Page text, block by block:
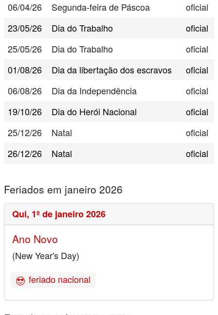
06/04/26
Segunda-feira de Páscoa
oficial
23/05/26
Dia do Trabalho
oficial
25/05/26
Dia do Trabalho
oficial
01/08/26
Dia da libertação dos escravos
oficial
06/08/26
Dia da Independência
oficial
19/10/26
Dia do Herói Nacional
oficial
25/12/26
Natal
oficial
26/12/26
Natal oficial
Feriados em janeiro 2026
Qui, 1º de janeiro 2026
Ano Novo
(New Year's Day)
feriado nacional